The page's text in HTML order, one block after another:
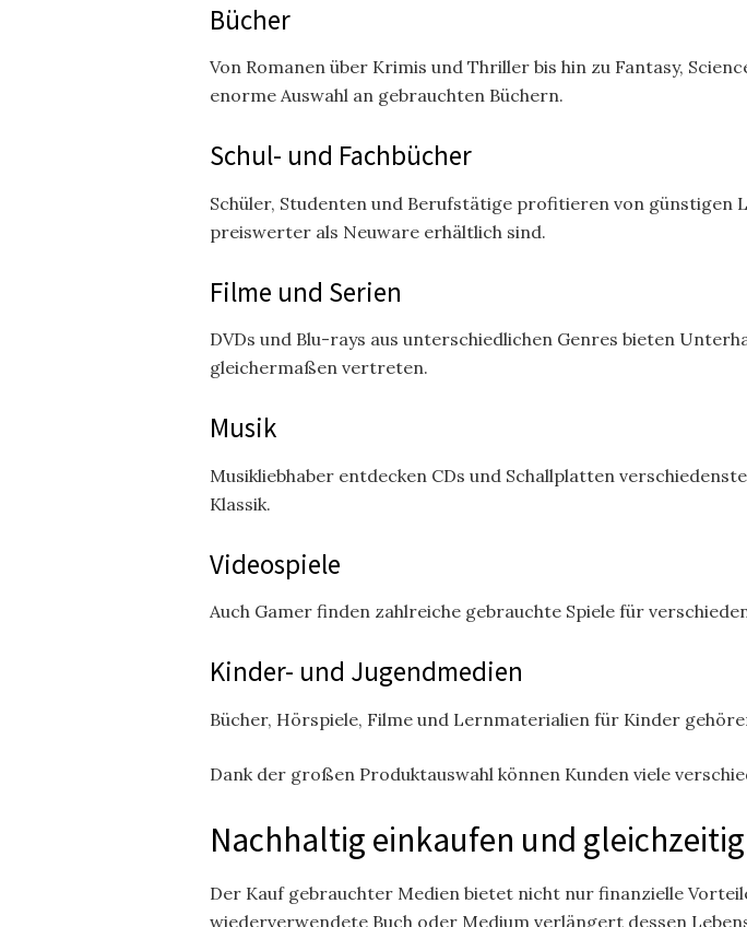
Bücher
Von Romanen über Krimis und Thriller bis hin zu Fantasy,
enorme Auswahl an gebrauchten Büchern.
Schul- und Fachbücher
Schüler, Studenten und Berufstätige profitieren von günstigen
preiswerter als Neuware erhältlich sind.
Filme und Serien
DVDs und Blu-rays aus unterschiedlichen Genres bieten
gleichermaßen vertreten.
Musik
Musikliebhaber entdecken CDs und Schallplatten
Klassik.
Videospiele
Auch Gamer finden zahlreiche gebrauchte Spiele für
Kinder- und Jugendmedien
Bücher, Hörspiele, Filme und Lernmaterialien für Kinder
Dank der großen Produktauswahl können Kunden viele
Nachhaltig einkaufen und
Der Kauf gebrauchter Medien bietet nicht nur finanzielle
wiederverwendete Buch oder Medium verlängert dessen